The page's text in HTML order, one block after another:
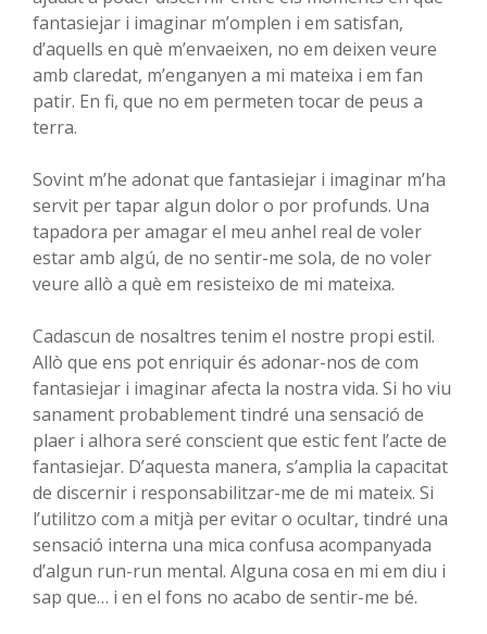
fantasiejar i imaginar m’omplen i em satisfan,
d’aquells en què m’envaeixen, no em deixen veure
amb claredat, m’enganyen a mi mateixa i em fan
patir. En fi, que no em permeten tocar de peus a
terra.
Sovint m’he adonat que fantasiejar i imaginar m’ha
servit per tapar algun dolor o por profunds. Una
tapadora per amagar el meu anhel real de voler
estar amb algú, de no sentir-me sola, de no voler
veure allò a què em resisteixo de mi mateixa.
Cadascun de nosaltres tenim el nostre propi estil.
Allò que ens pot enriquir és adonar-nos de com
fantasiejar i imaginar afecta la nostra vida. Si ho viu
sanament probablement tindré una sensació de
plaer i alhora seré conscient que estic fent l’acte de
fantasiejar. D’aquesta manera, s’amplia la capacitat
de discernir i responsabilitzar-me de mi mateix. Si
l’utilitzo com a mitjà per evitar o ocultar, tindré una
sensació interna una mica confusa acompanyada
d’algun run-run mental. Alguna cosa en mi em diu i
sap que… i en el fons no acabo de sentir-me bé.